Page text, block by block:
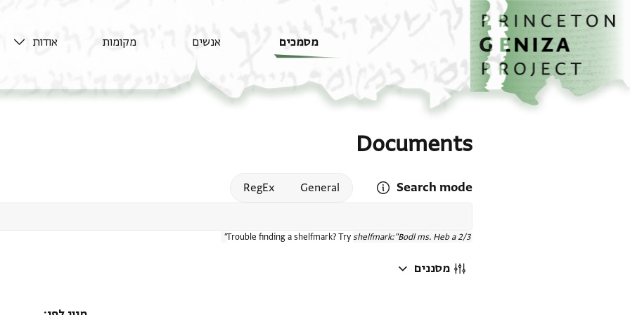
דילוג לתוכן
דף הבית
מסמכים אנשים מקומות אודות
Documents
Search mode
Open search mode help
General
RegEx
Trouble finding a shelfmark? Try shelfmark:"Bodl ms. Heb a 2/3"
מסננים